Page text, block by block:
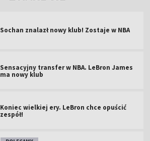
Sochan znalazł nowy klub! Zostaje w NBA
Sensacyjny transfer w NBA. LeBron James
ma nowy klub
Koniec wielkiej ery. LeBron chce opuścić
zespół!